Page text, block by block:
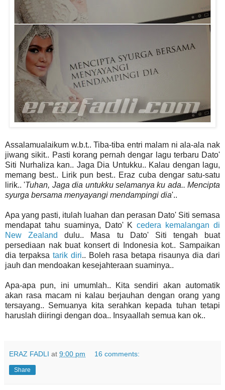
Assalamualaikum w.b.t.. Tiba-tiba entri malam ni ala-ala nak
jiwang sikit.. Pasti korang pernah dengar lagu terbaru Dato'
Siti Nurhaliza kan.. Jaga Dia Untukku.. Kalau dengan lagu,
memang best.. Lirik pun best.. Eraz cuba dengar satu-satu
lirik.. 'Tuhan, Jaga dia untukku selamanya ku ada.. Mencipta
syurga bersama menyayangi mendampingi dia'..
Apa yang pasti, itulah luahan dan perasan Dato' Siti semasa
mendapat tahu suaminya, Dato' Kcedera kemalangan di
New Zealand
dulu.. Masa tu Dato' Siti tengah buat
persediaan nak buat konsert di Indonesia kot.. Sampaikan
dia terpaksa tarik diri.. Boleh rasa betapa risaunya dia dari
jauh dan mendoakan kesejahteraan suaminya..
Apa-apa pun, ini umumlah.. Kita sendiri akan automatik
akan rasa macam ni kalau berjauhan dengan orang yang
tersayang.. Semuanya kita serahkan kepada tuhan tetapi
haruslah diiringi dengan doa.. Insyaallah semua kan ok..
ERAZ FADLI at 9:00 pm 16 comments:
Share